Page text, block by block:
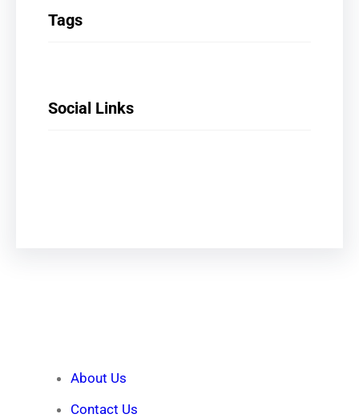
Tags
Social Links
About Us
Contact Us